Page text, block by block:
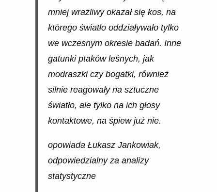
mniej wrażliwy okazał się kos, na
którego światło oddziaływało tylko
we wczesnym okresie badań. Inne
gatunki ptaków leśnych, jak
modraszki czy bogatki, również
silnie reagowały na sztuczne
światło, ale tylko na ich głosy
kontaktowe, na śpiew już nie.
opowiada Łukasz Jankowiak,
odpowiedzialny za analizy
statystyczne